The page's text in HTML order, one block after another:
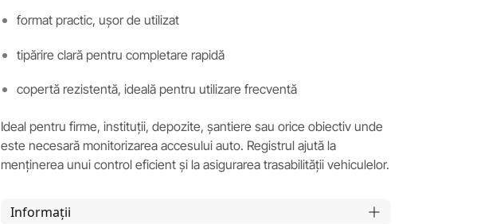
format practic, ușor de utilizat
tipărire clară pentru completare rapidă
copertă rezistentă, ideală pentru utilizare frecventă
Ideal pentru firme, instituții, depozite, șantiere sau orice obiectiv unde
este necesară monitorizarea accesului auto. Registrul ajută la
menținerea unui control eficient și la asigurarea trasabilității vehiculelor.
Informații